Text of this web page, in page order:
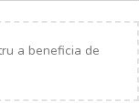
a beneficia de